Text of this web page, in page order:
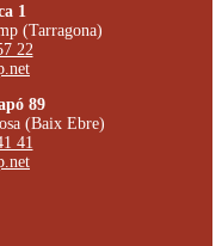
1
(Tarragona)
22
89
(Baix Ebre)
41